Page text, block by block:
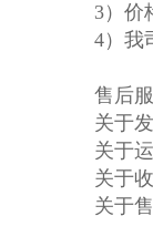
3）价
4）我
售后
关于
关于
关于
关于